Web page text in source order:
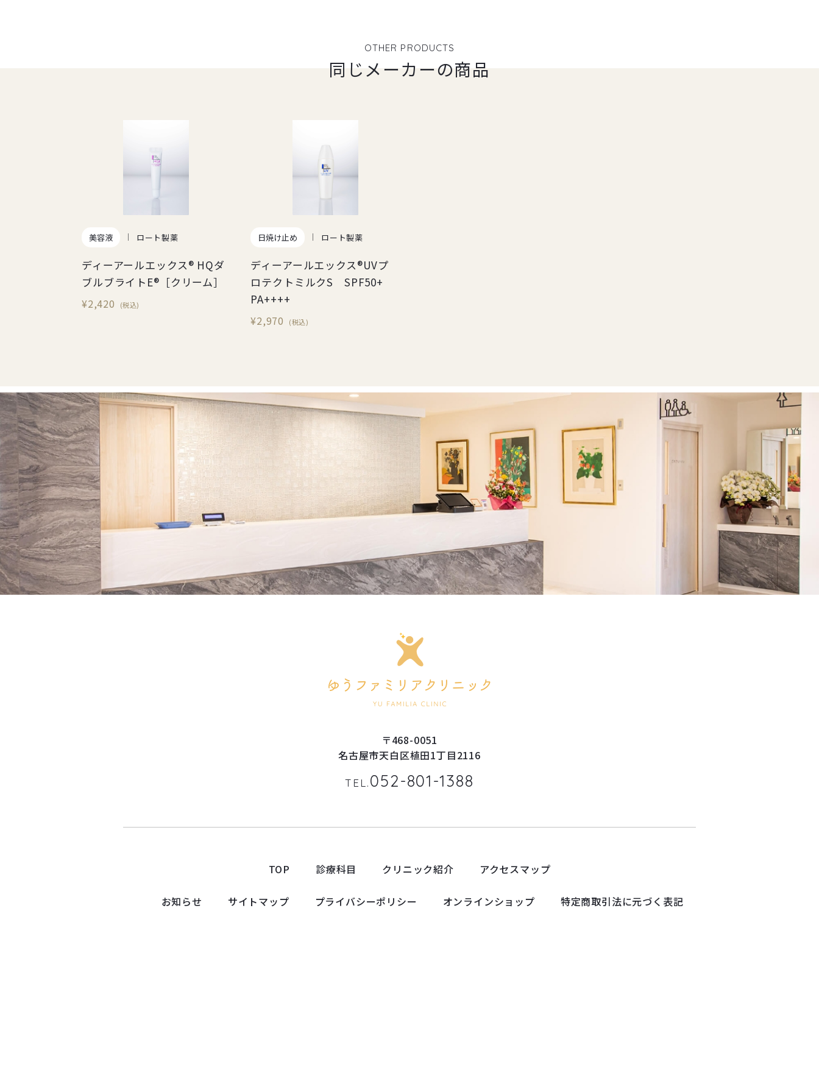
OTHER PRODUCTS
同じメーカーの商品
美容液 ロート製薬
ディーアールエックス® HQダ
ブルブライトE®［クリーム］
¥2,420 (税込)
日焼け止め ロート製薬
ディーアールエックス®UVプ
ロテクトミルクS SPF50+
PA++++
¥2,970 (税込)
〒468-0051
名古屋市天白区植田1丁目2116
TEL.052-801-1388
TOP 診療科目 クリニック紹介 アクセスマップ
お知らせ サイトマップ プライバシーポリシー オンラインショップ 特定商取引法に元づく表記